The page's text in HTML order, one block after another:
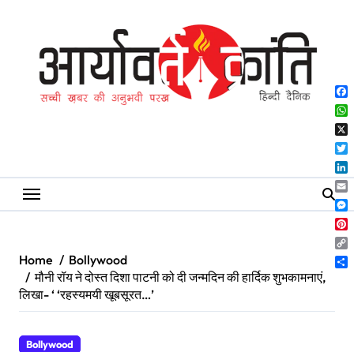
Home
Bollywood
मौनी रॉय ने दोस्त दिशा पाटनी को दी जन्मदिन की हार्दिक शुभकामनाएं,
लिखा- ‘ ‘रहस्यमयी खूबसूरत…’
Bollywood
X